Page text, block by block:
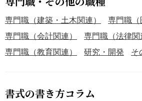
専門職（建築・土木関連）
専門職（
専門職（会計関連）
専門職（法律関
専門職（教育関連）
研究・開発 そ
書式の書き方コラム